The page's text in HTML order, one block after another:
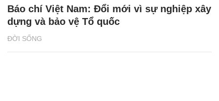
ĐỜI SỐNG
Báo chí Việt Nam: Đổi mới vì sự nghiệp xây
dựng và bảo vệ Tổ quốc